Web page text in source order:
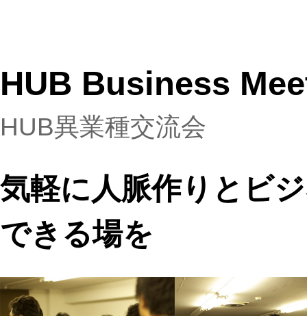
HUB Business
HUB異業種交流会
気軽に人脈作りとビ
できる場を